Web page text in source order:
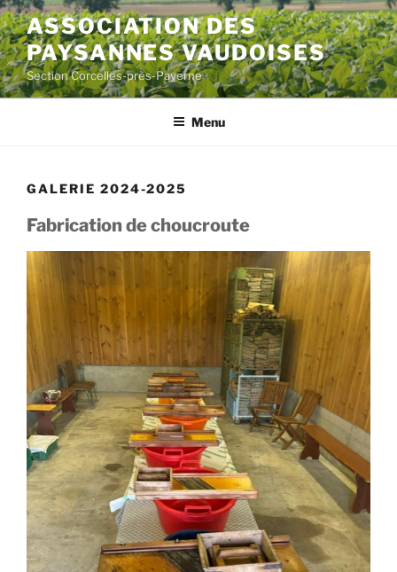
Aller
au
contenu
principal
ASSOCIATION DES
PAYSANNES VAUDOISES
Section Corcelles-près-Payerne
Menu
GALERIE 2024-2025
Fabrication de choucroute